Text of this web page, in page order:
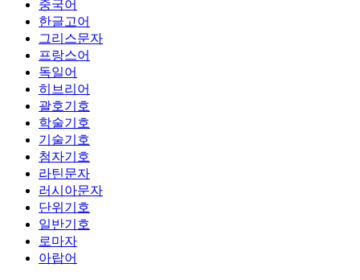
중국어
한글고어
그리스문자
프랑스어
독일어
히브리어
괄호기호
학술기호
기술기호
첨자기호
라틴문자
러시아문자
단위기호
일반기호
로마자
아랍어